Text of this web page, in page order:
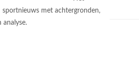
sportnieuws met achtergronden,
analyse.